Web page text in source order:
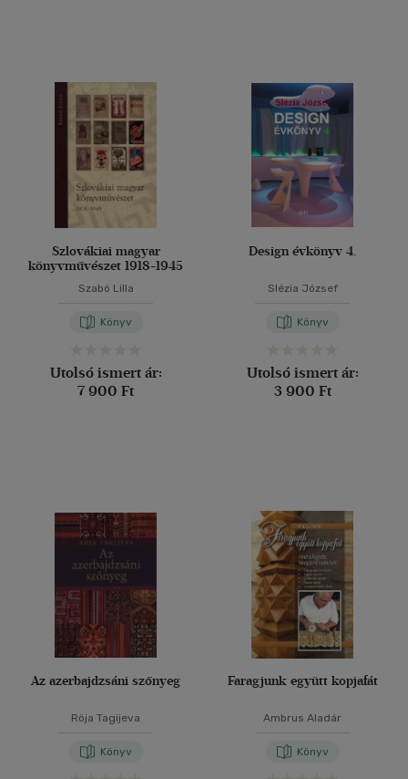
Szlovákiai magyar
könyvművészet 1918-1945
Szabó Lilla
Könyv
Utolsó ismert ár:
7 900 Ft
Design évkönyv 4.
Slézia József
Könyv
Utolsó ismert ár:
3 900 Ft
Az azerbajdzsáni szőnyeg
Röja Tagijeva
Könyv
Faragjunk együtt kopjafát
Ambrus Aladár
Könyv